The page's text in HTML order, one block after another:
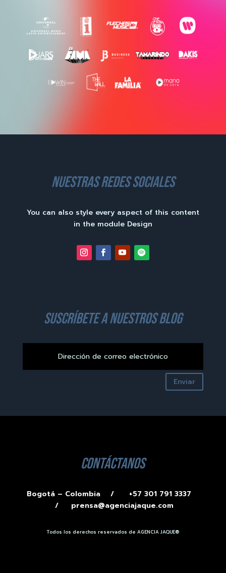
nuestras redes sociales
You can also style every aspect of this content
in the module Design
suscríbete a nuestros blog
Enviar
contáctanos
Bogotá – Colombia /
+57 301 791 3337
/ prensa@agenciajaque.com
Todos los derechos reservados de AGENCIA JAQUE®